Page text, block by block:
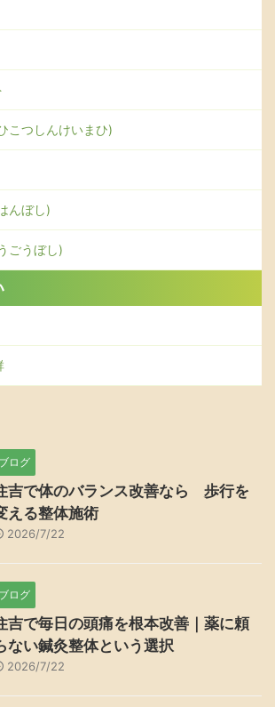
こつしんけいまひ)
んぼし)
ごうぼし)
ブログ
吉で体のバランス改善なら 歩行を
える整体施術
2026/7/22
ブログ
吉で毎日の頭痛を根本改善｜薬に頼
ない鍼灸整体という選択
2026/7/22